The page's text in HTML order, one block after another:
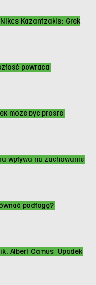
Kazantzakis: Grek
powraca
może być proste
wpływa na zachowanie
podłogę?
Albert Camus: Upadek